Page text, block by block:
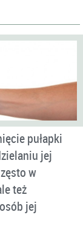
pułapki
jej
w
też
jej